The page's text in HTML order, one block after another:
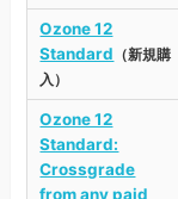
Ozone 12
Standard （新規購
入）
Ozone 12
Standard:
Crossgrade
from any paid